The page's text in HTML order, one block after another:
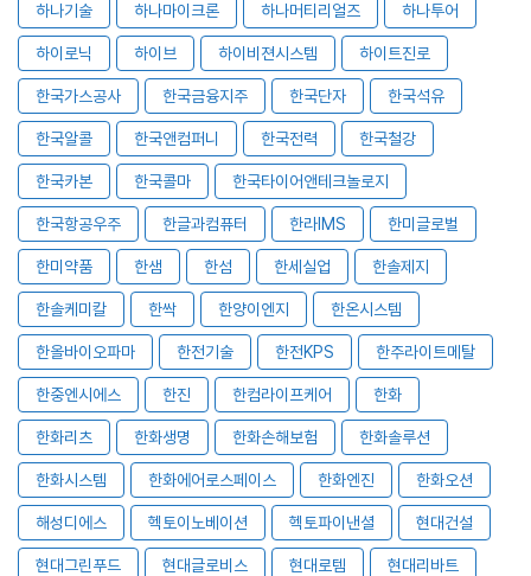
하나기술 하나마이크론 하나머티리얼즈 하나투어
하이로닉 하이브 하이비젼시스템 하이트진로
한국가스공사 한국금융지주 한국단자 한국석유
한국알콜 한국앤컴퍼니 한국전력 한국철강
한국카본 한국콜마 한국타이어앤테크놀로지
한국항공우주 한글과컴퓨터 한라IMS 한미글로벌
한미약품 한샘 한섬 한세실업 한솔제지
한솔케미칼 한싹 한양이엔지 한온시스템
한올바이오파마 한전기술 한전KPS 한주라이트메탈
한중엔시에스 한진 한컴라이프케어 한화
한화리츠 한화생명 한화손해보험 한화솔루션
한화시스템 한화에어로스페이스 한화엔진 한화오션
해성디에스 헥토이노베이션 헥토파이낸셜 현대건설
현대그린푸드 현대글로비스 현대로템 현대리바트